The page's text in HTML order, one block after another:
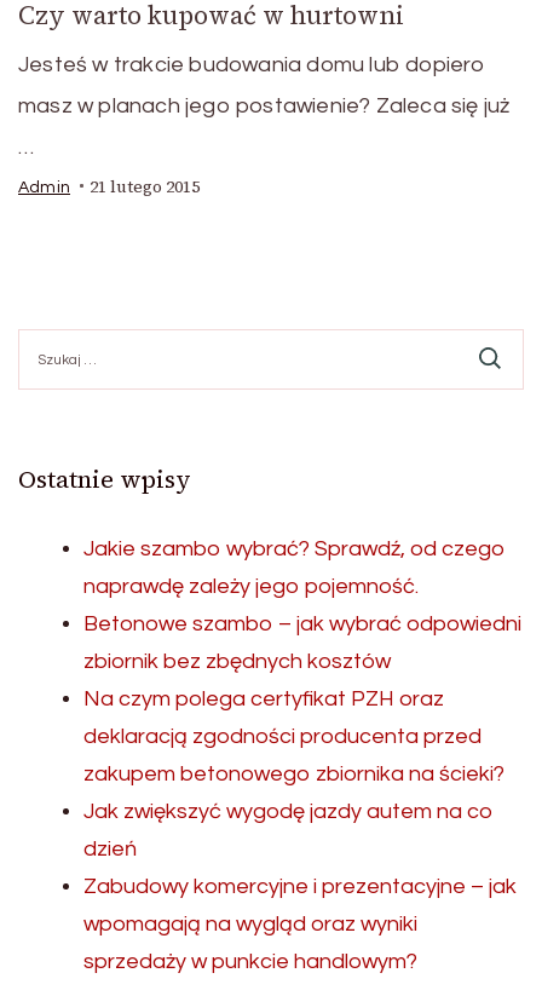
Czy warto kupować w hurtowni
Jesteś w trakcie budowania domu lub dopiero
masz w planach jego postawienie? Zaleca się już
…
Admin 21 lutego 2015
Ostatnie wpisy
Jakie szambo wybrać? Sprawdź, od czego
naprawdę zależy jego pojemność.
Betonowe szambo – jak wybrać odpowiedni
zbiornik bez zbędnych kosztów
Na czym polega certyfikat PZH oraz
deklaracją zgodności producenta przed
zakupem betonowego zbiornika na ścieki?
Jak zwiększyć wygodę jazdy autem na co
dzień
Zabudowy komercyjne i prezentacyjne – jak
wpomagają na wygląd oraz wyniki
sprzedaży w punkcie handlowym?